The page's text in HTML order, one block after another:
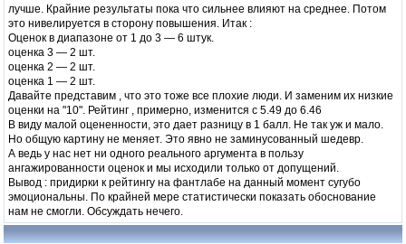
лучше. Крайние результаты пока что сильнее влияют на среднее. Потом
это нивелируется в сторону повышения. Итак :
Оценок в диапазоне от 1 до 3 — 6 штук.
оценка 3 — 2 шт.
оценка 2 — 2 шт.
оценка 1 — 2 шт.
Давайте представим , что это тоже все плохие люди. И заменим их низкие
оценки на "10". Рейтинг , примерно, изменится с 5.49 до 6.46
В виду малой оцененности, это дает разницу в 1 балл. Не так уж и мало.
Но общую картину не меняет. Это явно не заминусованный шедевр.
А ведь у нас нет ни одного реального аргумента в пользу
ангажированности оценок и мы исходили только от допущений.
Вывод : придирки к рейтингу на фантлабе на данный момент сугубо
эмоциональны. По крайней мере статистически показать обоснование
нам не смогли. Обсуждать нечего.